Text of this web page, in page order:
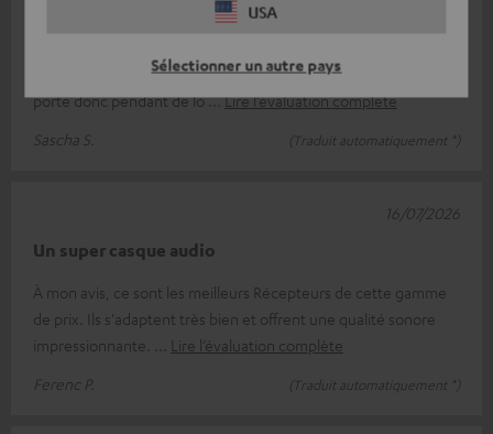
USA
Sélectionner un autre pays
particulièrement besoin pour me concentrer au travail et je les
porte donc pendant de lo
Lire l’évaluation complète
Sascha S.
(Traduit automatiquement *)
Un super casque audio
À mon avis, ce sont les meilleurs Récepteurs de cette gamme
de prix. Ils s'adaptent très bien et offrent une qualité sonore
impressionnante.
Lire l’évaluation complète
Ferenc P.
(Traduit automatiquement *)
16/07/2026